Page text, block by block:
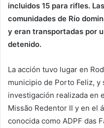
incluidos 15 para rifles.
comunidades de Río
y eran transportadas por
detenido.
La acción tuvo lugar en
municipio de Porto Feliz,
investigación realizada en
Missão Redentor II y en el
conocida como ADPF das